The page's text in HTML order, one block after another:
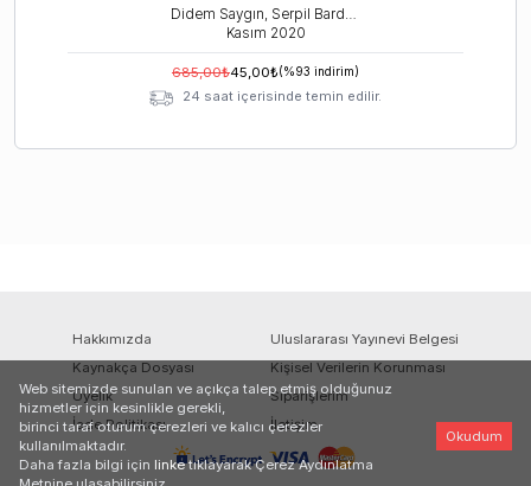
Didem Saygın, Serpil Bardakçı Tosun
Kasım 2020
685,00₺45,00₺(%93 indirim)
24 saat içerisinde temin edilir.
Hakkımızda
Uluslararası Yayınevi Belgesi
Kaynakça Dosyası
Kişisel Verilerin Korunması
Üyelik
Siparişlerim
İade Politikası
İletişim
Web sitemizde sunulan ve açıkça talep etmiş olduğunuz
hizmetler için kesinlikle gerekli,
birinci taraf oturum çerezleri ve kalıcı çerezler
kullanılmaktadır.
Daha fazla bilgi için linke tıklayarak Çerez Aydınlatma
Okudum